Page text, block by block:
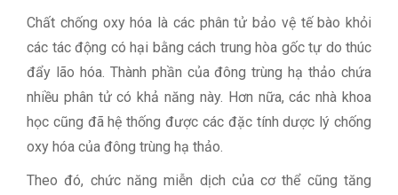
Chất chống oxy hóa là các phân tử bảo vệ tế bào khỏi
các tác động có hại bằng cách trung hòa gốc tự do thúc
đẩy lão hóa. Thành phần của đông trùng hạ thảo chứa
nhiều phân tử có khả năng này. Hơn nữa, các nhà khoa
học cũng đã hệ thống được các đặc tính dược lý chống
oxy hóa của đông trùng hạ thảo.
Theo đó, chức năng miễn dịch của cơ thể cũng tăng